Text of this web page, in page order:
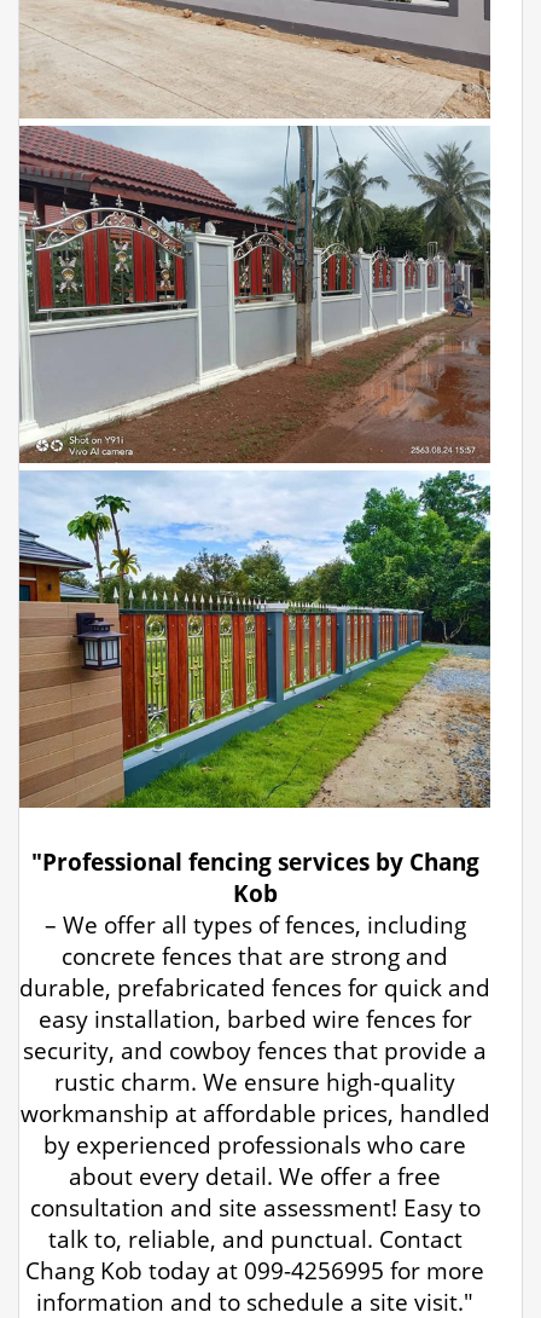
"Professional fencing services by Chang
Kob
– We offer all types of fences, including
concrete fences that are strong and
durable, prefabricated fences for quick and
easy installation, barbed wire fences for
security, and cowboy fences that provide a
rustic charm. We ensure high-quality
workmanship at affordable prices, handled
by experienced professionals who care
about every detail. We offer a free
consultation and site assessment! Easy to
talk to, reliable, and punctual. Contact
Chang Kob today at 099-4256995 for more
information and to schedule a site visit."